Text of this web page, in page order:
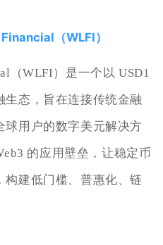
（WLFI）
（WLFI）是一个以 USD1
态，旨在连接传统金融
球用户的数字美元解决方
的应用壁垒，让稳定币
建低门槛、普惠化、链